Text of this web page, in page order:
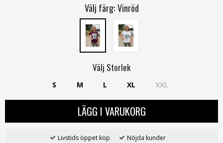
Välj färg: Vinröd
Välj Storlek
S M L XL XXL
LÄGG I VARUKORG
Livstids öppet köp Nöjda kunder